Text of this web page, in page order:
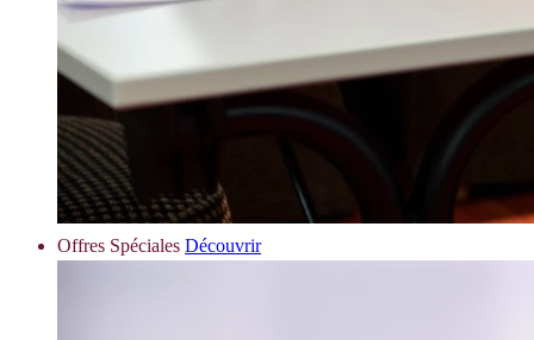
Offres Spéciales Découvrir